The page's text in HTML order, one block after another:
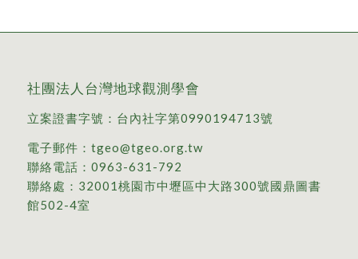
社團法人台灣地球觀測學會
立案證書字號：台內社字第0990194713號
電子郵件： tgeo@tgeo.org.tw
聯絡電話： 0963-631-792
聯絡處： 32001桃園市中壢區中大路300號國鼎圖書
館502-4室